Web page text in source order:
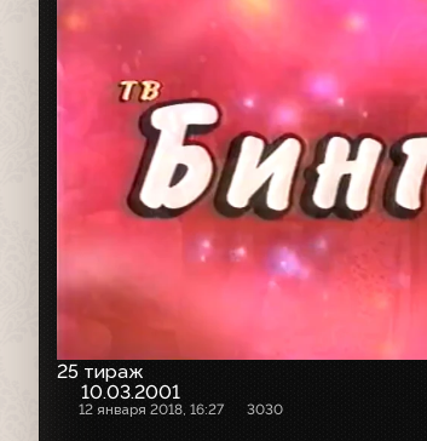
25 тираж
10.03.2001
12 января 2018, 16:27 3030